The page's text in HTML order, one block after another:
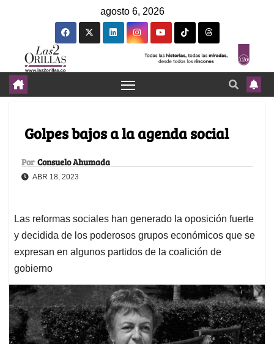
agosto 6, 2026
Golpes bajos a la agenda social
Por Consuelo Ahumada
ABR 18, 2023
Las reformas sociales han generado la oposición fuerte
y decidida de los poderosos grupos económicos que se
expresan en algunos partidos de la coalición de
gobierno